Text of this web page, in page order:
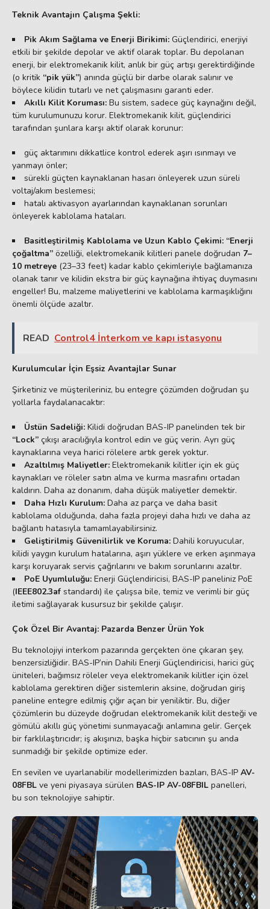
Teknik Avantajın Çalışma Şekli:
Pik Akım Sağlama ve Enerji Birikimi: Güçlendirici, enerjiyi
etkili bir şekilde depolar ve aktif olarak toplar. Bu depolanan
enerji, bir elektromekanik kilit, anlık bir güç artışı gerektirdiğinde
(o kritik “pik yük”) anında güçlü bir darbe olarak salınır ve
böylece kilidin tutarlı ve net çalışmasını garanti eder.
Akıllı Kilit Koruması: Bu sistem, sadece güç kaynağını değil,
tüm kurulumunuzu korur. Elektromekanik kilit, güçlendirici
tarafından şunlara karşı aktif olarak korunur:
güç aktarımını dikkatlice kontrol ederek aşırı ısınmayı ve
yanmayı önler;
sürekli güçten kaynaklanan hasarı önleyerek uzun süreli
voltaj/akım beslemesi;
hatalı aktivasyon ayarlarından kaynaklanan sorunları
önleyerek kablolama hataları.
Basitleştirilmiş Kablolama ve Uzun Kablo Çekimi: “Enerji
çoğaltma” özelliği, elektromekanik kilitleri panele doğrudan 7–
10 metreye (23–33 feet) kadar kablo çekimleriyle bağlamanıza
olanak tanır ve kilidin ekstra bir güç kaynağına ihtiyaç duymasını
engeller! Bu, malzeme maliyetlerini ve kablolama karmaşıklığını
önemli ölçüde azaltır.
READ Control4 İnterkom ve kapı istasyonu
Kurulumcular İçin Eşsiz Avantajlar Sunar
Şirketiniz ve müşterileriniz, bu entegre çözümden doğrudan şu
yollarla faydalanacaktır:
Üstün Sadeliği: Kilidi doğrudan BAS-IP panelinden tek bir
“Lock” çıkışı aracılığıyla kontrol edin ve güç verin. Ayrı güç
kaynaklarına veya harici rölelere artık gerek yoktur.
Azaltılmış Maliyetler: Elektromekanik kilitler için ek güç
kaynakları ve röleler satın alma ve kurma masrafını ortadan
kaldırın. Daha az donanım, daha düşük maliyetler demektir.
Daha Hızlı Kurulum: Daha az parça ve daha basit
kablolama olduğunda, daha fazla projeyi daha hızlı ve daha az
bağlantı hatasıyla tamamlayabilirsiniz.
Geliştirilmiş Güvenilirlik ve Koruma: Dahili koruyucular,
kilidi yaygın kurulum hatalarına, aşırı yüklere ve erken aşınmaya
karşı koruyarak servis çağrılarını ve bakım sorunlarını azaltır.
PoE Uyumluluğu: Enerji Güçlendiricisi, BAS-IP paneliniz PoE
(IEEE802.3af standardı) ile çalışsa bile, temiz ve verimli bir güç
iletimi sağlayarak kusursuz bir şekilde çalışır.
Çok Özel Bir Avantaj: Pazarda Benzer Ürün Yok
Bu teknolojiyi interkom pazarında gerçekten öne çıkaran şey,
benzersizliğidir. BAS-IP’nin Dahili Enerji Güçlendiricisi, harici güç
üniteleri, bağımsız röleler veya elektromekanik kilitler için özel
kablolama gerektiren diğer sistemlerin aksine, doğrudan giriş
paneline entegre edilmiş çığır açan bir yeniliktir. Bu, diğer
çözümlerin bu düzeyde doğrudan elektromekanik kilit desteği ve
gömülü akıllı güç yönetimi sunmayacağı anlamına gelir. Gerçek
bir farklılaştırıcıdır; iş akışınızı, başka hiçbir satıcının şu anda
sunmadığı bir şekilde optimize eder.
En sevilen ve uyarlanabilir modellerimizden bazıları, BAS-IP AV-
08FBL ve yeni piyasaya sürülen BAS-IP AV-08FBIL panelleri,
bu son teknolojiye sahiptir.